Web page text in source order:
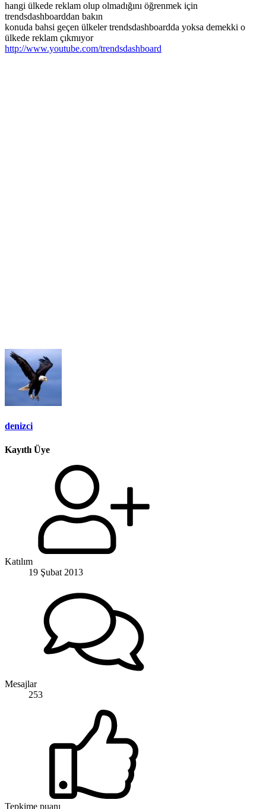
hangi ülkede reklam olup olmadığını öğrenmek için
trendsdashboarddan bakın
konuda bahsi geçen ülkeler trendsdashboardda yoksa demekki o
ülkede reklam çıkmıyor
http://www.youtube.com/trendsdashboard
denizci
Kayıtlı Üye
Katılım
19 Şubat 2013
Mesajlar
253
Tepkime puanı